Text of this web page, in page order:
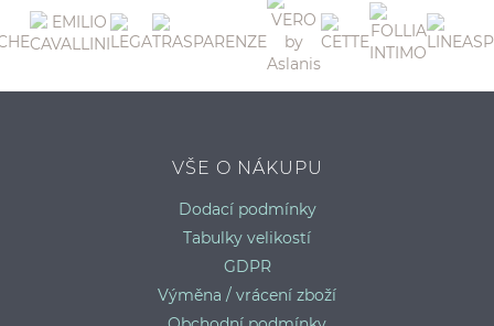
VŠE O NÁKUPU
Dodací podmínky
Tabulky velikostí
GDPR
Výměna / vrácení zboží